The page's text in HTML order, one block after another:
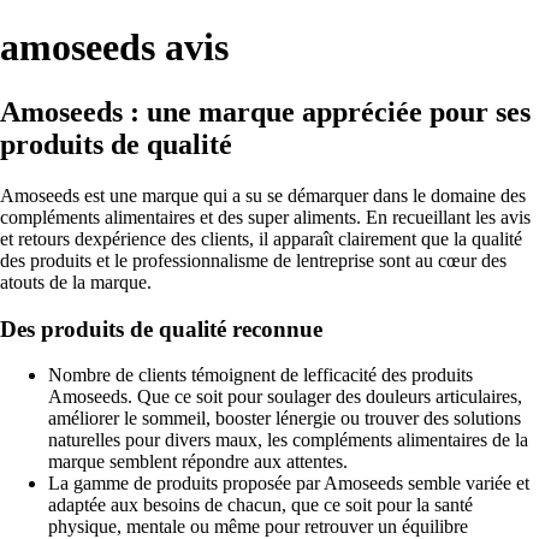
amoseeds avis
Amoseeds : une marque appréciée pour ses
produits de qualité
Amoseeds est une marque qui a su se démarquer dans le domaine des
compléments alimentaires et des super aliments. En recueillant les avis
et retours dexpérience des clients, il apparaît clairement que la qualité
des produits et le professionnalisme de lentreprise sont au cœur des
atouts de la marque.
Des produits de qualité reconnue
Nombre de clients témoignent de lefficacité des produits
Amoseeds. Que ce soit pour soulager des douleurs articulaires,
améliorer le sommeil, booster lénergie ou trouver des solutions
naturelles pour divers maux, les compléments alimentaires de la
marque semblent répondre aux attentes.
La gamme de produits proposée par Amoseeds semble variée et
adaptée aux besoins de chacun, que ce soit pour la santé
physique, mentale ou même pour retrouver un équilibre